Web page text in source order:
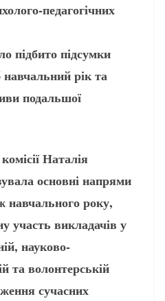
педагогічних
підбито підсумки
навчальний рік та
подальшої
Наталія
основні напрями
року,
участь викладачів у
науково-
та волонтерській
сучасних